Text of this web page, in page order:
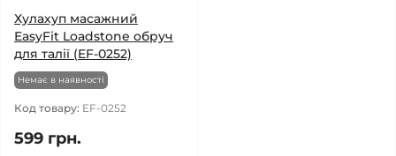
Хулахуп масажний
EasyFit Loadstone обруч
для талії (EF-0252)
Немає в наявності
Код товару: EF-0252
599 грн.